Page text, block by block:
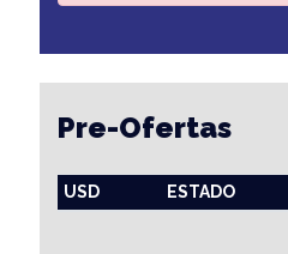
Pre-Ofertas
USD ESTADO